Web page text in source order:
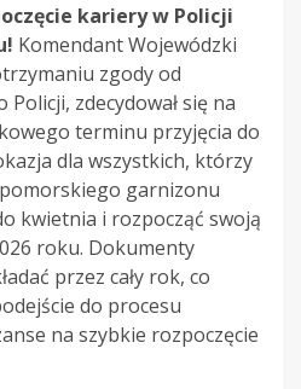
kariery w Policji
Komendant Wojewódzki
zgody od
Policji, zdecydował się na
terminu przyjęcia do
dla wszystkich, którzy
garnizonu
kwietnia i rozpocząć swoją
roku. Dokumenty
przez cały rok, co
do procesu
na szybkie rozpoczęcie